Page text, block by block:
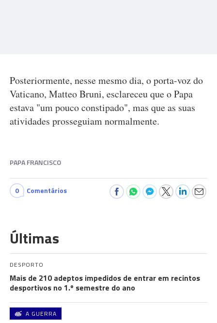
Posteriormente, nesse mesmo dia, o porta-voz do
Vaticano, Matteo Bruni, esclareceu que o Papa
estava "um pouco constipado", mas que as suas
atividades prosseguiam normalmente.
PAPA FRANCISCO
0 Comentários
Últimas
DESPORTO
Mais de 210 adeptos impedidos de entrar em recintos
desportivos no 1.º semestre do ano
A GUERRA